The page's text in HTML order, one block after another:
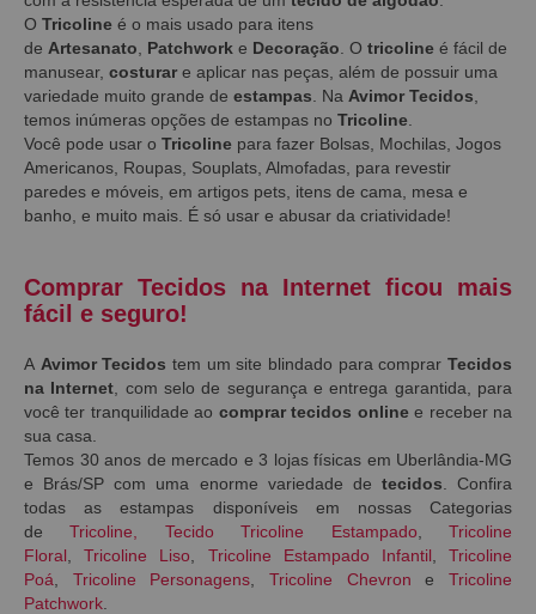
O Tricoline é o mais usado para itens
de Artesanato Patchwork e Decoração . O tricoline é fácil de
manusear, costurar e aplicar nas peças, além de possuir uma
variedade muito grande de estampas . Na Avimor Tecidos
temos inúmeras opções de estampas no Tricoline
Você pode usar o Tricoline para fazer Bolsas, Mochilas, Jogos
Americanos, Roupas, Souplats, Almofadas, para revestir
paredes e móveis, em artigos pets, itens de cama, mesa e
banho, e muito mais. É só usar e abusar da criatividade!
Comprar Tecidos na Internet ficou mais
fácil e seguro!
A Avimor Tecidos tem um site blindado para comprarTecidos
na Internet , com selo de segurança e entrega garantida, para
você ter tranquilidade ao comprar tecidos onlinee receber na
sua casa.
Temos 30 anos de mercado e 3 lojas físicas em Uberlândia-MG
e Brás/SP com uma enorme variedade de tecidos . Confira
todas as estampas disponíveis em nossas Categorias
deTricoline Tecido Tricoline Estampado ,Tricoline
Floral ,Tricoline Liso Tricoline Estampado Infantil ,Tricoline
Poá
Tricoline Personagens ,Tricoline Chevron eTricoline
Patchwork